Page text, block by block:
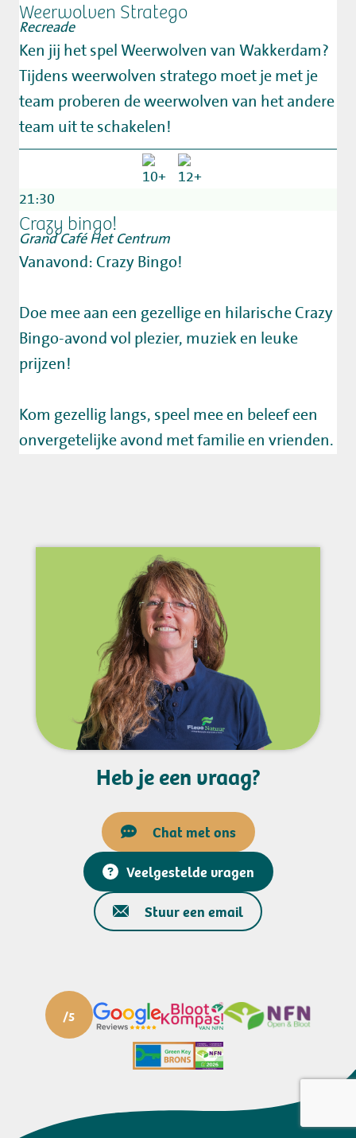
Weerwolven Stratego
Recreade
Ken jij het spel Weerwolven van Wakkerdam?
Tijdens weerwolven stratego moet je met je
team proberen de weerwolven van het andere
team uit te schakelen!
21:30
Crazy bingo!
Grand Café Het Centrum
Vanavond: Crazy Bingo!
Doe mee aan een gezellige en hilarische Crazy
Bingo-avond vol plezier, muziek en leuke
prijzen!
Kom gezellig langs, speel mee en beleef een
onvergetelijke avond met familie en vrienden.
Heb je een vraag?
Chat met ons
Veelgestelde vragen
Stuur een email